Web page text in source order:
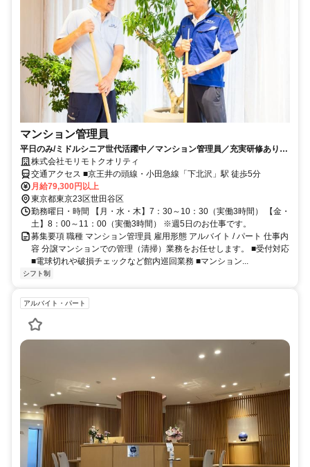
マンション管理員
平日のみ/ミドルシニア世代活躍中／マンション管理員／充実研修あり／
スキマ時間を有効活用／WワークOK
株式会社モリモトクオリティ
交通アクセス ■京王井の頭線・小田急線「下北沢」駅 徒歩5分
月給79,300円以上
東京都東京23区世田谷区
勤務曜日・時間 【月・水・木】7：30～10：30（実働3時間） 【金・
土】8：00～11：00（実働3時間） ※週5日のお仕事です。
募集要項 職種 マンション管理員 雇用形態 アルバイト / パート 仕事内
容 分譲マンションでの管理（清掃）業務をお任せします。 ■受付対応
■電球切れや破損チェックなど館内巡回業務 ■マンション...
シフト制
アルバイト・パート